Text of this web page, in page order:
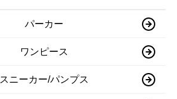
パーカー
ワンピース
スニーカー/パンプス